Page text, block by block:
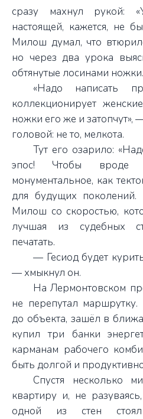
сразу махнул рукой:
настоящей, кажется, не
Милош думал, что
но через два урока
обтянутые лосинами ножки.
«Надо написать
коллекционирует
ножки его же и затопчут»,
головой: не то, мелкота.
Тут его озарило:
эпос! Чтобы вроде
монументальное, как
для будущих поколений.
Милош со скоростью,
лучшая из судебных
печатать.
— Гесиод будет
— хмыкнул он.
На Лермонтовском
не перепутал
до объекта, зашёл в
купил три банки
карманам рабочего
быть долгой и
Спустя несколько
квартиру и, не
одной из стен